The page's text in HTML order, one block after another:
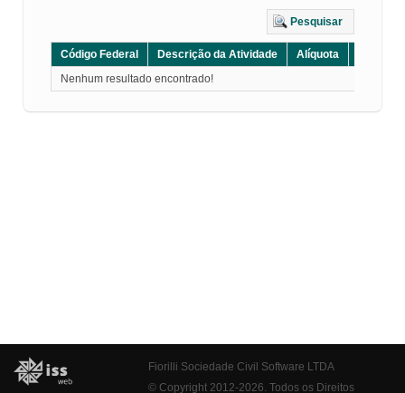
Pesquisar
Código Federal Descrição da Atividade Alíquota
Nenhum resultado encontrado!
Fiorilli Sociedade Civil Software LTDA
© Copyright 2012-2026. Todos os Direitos